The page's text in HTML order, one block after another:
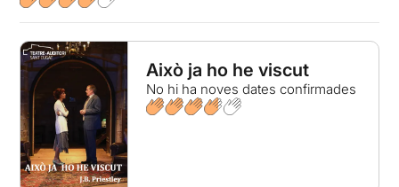
Això ja ho he viscut
No hi ha noves dates confirmades